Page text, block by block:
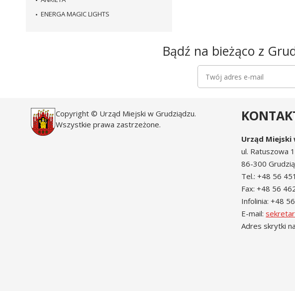
ENERGA MAGIC LIGHTS
Bądź na bieżąco z
Copyright © Urząd Miejski w Grudziądzu.
Wszystkie prawa zastrzeżone.
Urząd Miejski
ul. Ratuszowa 1
86-300
Tel.: +48 56
Fax: +48 56
Infolinia: +48
E-mail:
Adres skrytki